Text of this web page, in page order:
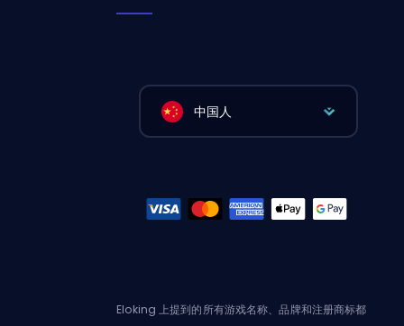
中国人
Eloking 上提到的所有游戏名称、品牌和注册商标都